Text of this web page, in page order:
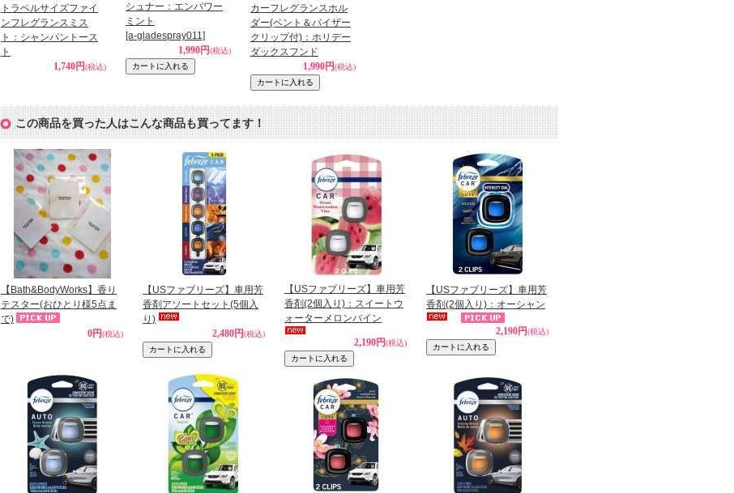
トラベルサイズファイ
ンフレグランスミス
ト：シャンパントース
ト
1,740円(税込)
シュナー：エンパワー
ミント
[a-gladespray011]
1,990円(税込)
カーフレグランスホル
ダー(ベント＆バイザー
クリップ付)：ホリデー
ダックスフンド
1,990円(税込)
この商品を買った人はこんな商品も買ってます！
【Bath&BodyWorks】香り
テスター(おひとり様5点ま
で)
0円(税込)
【USファブリーズ】車用芳
香剤アソートセット(5個入
り)
2,480円(税込)
【USファブリーズ】車用芳
香剤(2個入り)：スイートウ
ォーターメロンバイン
2,190円(税込)
【USファブリーズ】車用芳
香剤(2個入り)：オーシャン
2,190円(税込)